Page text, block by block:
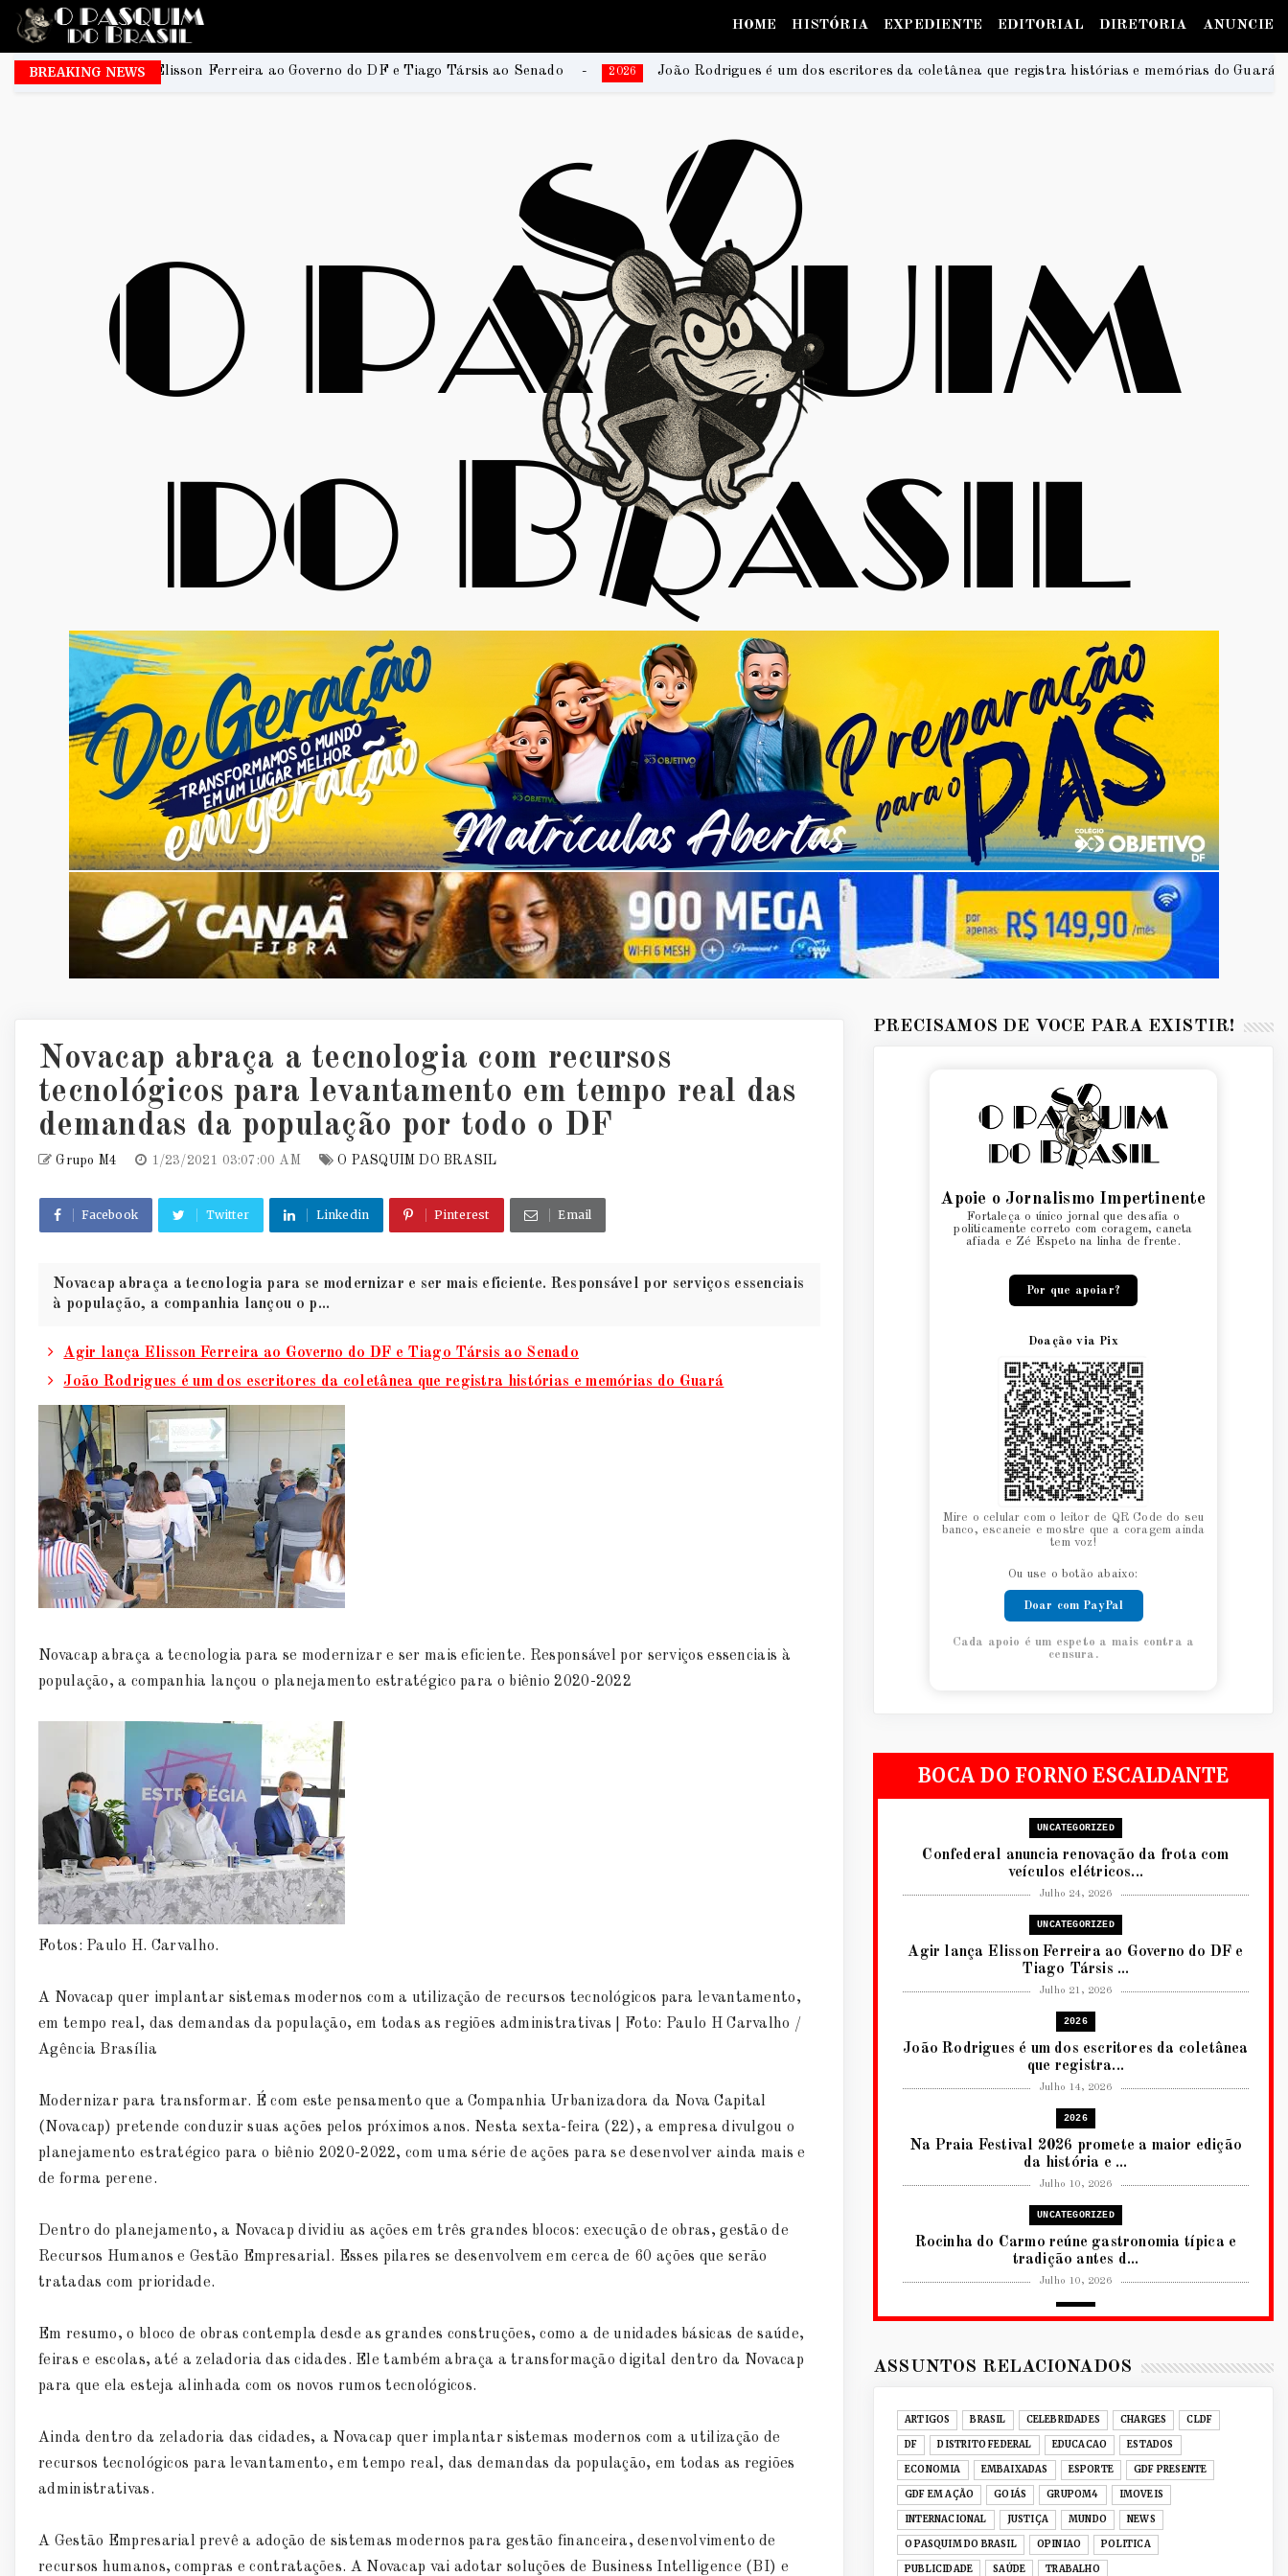
HOME HISTÓRIA EXPEDIENTE EDITORIAL DIRETORIA ANUNCIE
BREAKING NEWS
Ferreira ao Governo do DF e Tiago Társis ao Senado 2026 João Rodrigues é um dos escritores da coletânea que registra histórias e memórias do Guará 2026 Na Praia
Novacap abraça a tecnologia com recursos
tecnológicos para levantamento em tempo real das
demandas da população por todo o DF
Grupo M4 1/23/2021 03:07:00 AM O PASQUIM DO BRASIL
Facebook Twitter Linkedin Pinterest Email
Novacap abraça a tecnologia para se modernizar e ser mais eficiente. Responsável por serviços essenciais
à população, a companhia lançou o p...
Agir lança Elisson Ferreira ao Governo do DF e Tiago Társis ao Senado
João Rodrigues é um dos escritores da coletânea que registra histórias e memórias do Guará
Novacap abraça a tecnologia para se modernizar e ser mais eficiente. Responsável por serviços essenciais à
população, a companhia lançou o planejamento estratégico para o biênio 2020-2022
Fotos: Paulo H. Carvalho.
A Novacap quer implantar sistemas modernos com a utilização de recursos tecnológicos para levantamento,
em tempo real, das demandas da população, em todas as regiões administrativas | Foto: Paulo H Carvalho /
Agência Brasília
Modernizar para transformar. É com este pensamento que a Companhia Urbanizadora da Nova Capital
(Novacap) pretende conduzir suas ações pelos próximos anos. Nesta sexta-feira (22), a empresa divulgou o
planejamento estratégico para o biênio 2020-2022, com uma série de ações para se desenvolver ainda mais e
de forma perene.
Dentro do planejamento, a Novacap dividiu as ações em três grandes blocos: execução de obras, gestão de
Recursos Humanos e Gestão Empresarial. Esses pilares se desenvolvem em cerca de 60 ações que serão
tratadas com prioridade.
Em resumo, o bloco de obras contempla desde as grandes construções, como a de unidades básicas de saúde,
feiras e escolas, até a zeladoria das cidades. Ele também abraça a transformação digital dentro da Novacap
para que ela esteja alinhada com os novos rumos tecnológicos.
Ainda dentro da zeladoria das cidades, a Novacap quer implantar sistemas modernos com a utilização de
recursos tecnológicos para levantamento, em tempo real, das demandas da população, em todas as regiões
administrativas.
A Gestão Empresarial prevê a adoção de sistemas modernos para gestão financeira, desenvolvimento de
recursos humanos, compras e contratações. A Novacap vai adotar soluções de Business Intelligence (BI) e
PRECISAMOS DE VOCÊ PARA EXISTIR!
Apoie o Jornalismo Impertinente
Fortaleça o único jornal que desafia o
politicamente correto com coragem, caneta
afiada e Zé Espeto na linha de frente.
Por que apoiar?
Doação via Pix
Mire o celular com o leitor de QR Code do seu
banco, escaneie e mostre que a coragem ainda
tem voz!
Ou use o botão abaixo:
Doar com PayPal
Cada apoio é um espeto a mais contra a
censura.
BOCA DO FORNO ESCALDANTE
UNCATEGORIZED
Confederal anuncia renovação da frota com
veículos elétricos...
Julho 24, 2026
UNCATEGORIZED
Agir lança Elisson Ferreira ao Governo do DF e
Tiago Társis ...
Julho 21, 2026
2026
João Rodrigues é um dos escritores da coletânea
que registra...
Julho 14, 2026
2026
Na Praia Festival 2026 promete a maior edição
da história e ...
Julho 10, 2026
UNCATEGORIZED
Rocinha do Carmo reúne gastronomia típica e
tradição antes d...
Julho 10, 2026
BRASÍLIA COM CULTURA, DIPLOM...
UNCATEGORIZED
Senac-DF leva oficinas gastronômicas à 33ª
Expochê com recei...
Junho 15, 2026
ACERVO DIGITAL
Acervo histórico de O Pasquim ganha novas
edições digitais e...
Junho 14, 2026
ASSUNTOS RELACIONADOS
ARTIGOS BRASIL CELEBRIDADES CHARGES CLDF
DF DISTRITO FEDERAL EDUCACAO ESTADOS
ECONOMIA EMBAIXADAS ESPORTE GDF PRESENTE
GDF EM AÇÃO GOIÁS GRUPOM4 IMOVEIS
INTERNACIONAL JUSTIÇA MUNDO NEWS
O PASQUIM DO BRASIL OPINIAO POLITICA
PUBLICIDADE SAÚDE TRABALHO